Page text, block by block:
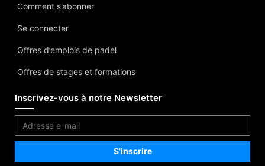
Comment s’abonner
Se connecter
Offres d’emplois de padel
Offres de stages et formations
Inscrivez-vous à notre Newsletter